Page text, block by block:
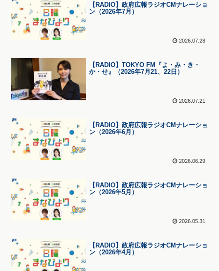
【RADIO】政府広報ラジオCMナレーショ
ン（2026年7月）
2026.07.28
【RADIO】TOKYO FM『よ・み・き・
か・せ』（2026年7月21、22日）
2026.07.21
【RADIO】政府広報ラジオCMナレーショ
ン（2026年6月）
2026.06.29
【RADIO】政府広報ラジオCMナレーショ
ン（2026年5月）
2026.05.31
【RADIO】政府広報ラジオCMナレーショ
ン（2026年4月）